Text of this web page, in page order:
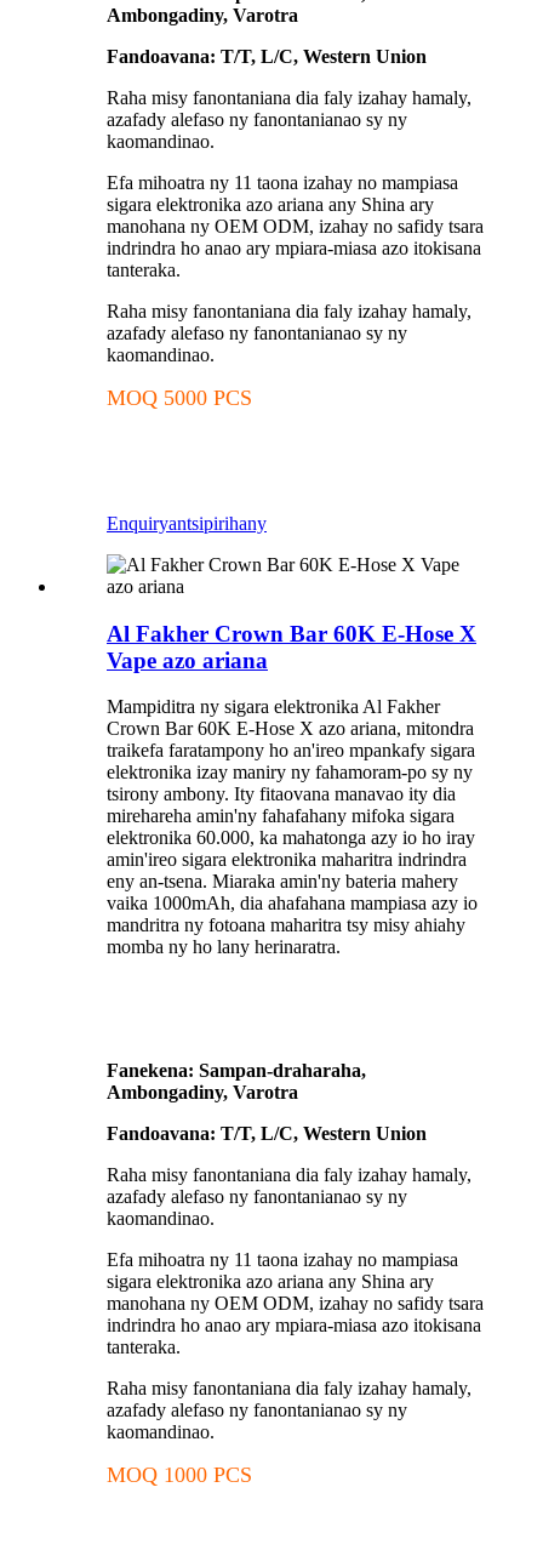
Ambongadiny, Varotra
Fandoavana: T/T, L/C, Western Union
Raha misy fanontaniana dia faly izahay hamaly,
azafady alefaso ny fanontanianao sy ny
kaomandinao.
Efa mihoatra ny 11 taona izahay no mampiasa
sigara elektronika azo ariana any Shina ary
manohana ny OEM ODM, izahay no safidy tsara
indrindra ho anao ary mpiara-miasa azo itokisana
tanteraka.
Raha misy fanontaniana dia faly izahay hamaly,
azafady alefaso ny fanontanianao sy ny
kaomandinao.
MOQ 5000 PCS
Enquiryantsipirihany
Al Fakher Crown Bar 60K E-Hose X
Vape azo ariana
Mampiditra ny sigara elektronika Al Fakher
Crown Bar 60K E-Hose X azo ariana, mitondra
traikefa faratampony ho an'ireo mpankafy sigara
elektronika izay maniry ny fahamoram-po sy ny
tsirony ambony. Ity fitaovana manavao ity dia
mirehareha amin'ny fahafahany mifoka sigara
elektronika 60.000, ka mahatonga azy io ho iray
amin'ireo sigara elektronika maharitra indrindra
eny an-tsena. Miaraka amin'ny bateria mahery
vaika 1000mAh, dia ahafahana mampiasa azy io
mandritra ny fotoana maharitra tsy misy ahiahy
momba ny ho lany herinaratra.
Fanekena: Sampan-draharaha,
Ambongadiny, Varotra
Fandoavana: T/T, L/C, Western Union
Raha misy fanontaniana dia faly izahay hamaly,
azafady alefaso ny fanontanianao sy ny
kaomandinao.
Efa mihoatra ny 11 taona izahay no mampiasa
sigara elektronika azo ariana any Shina ary
manohana ny OEM ODM, izahay no safidy tsara
indrindra ho anao ary mpiara-miasa azo itokisana
tanteraka.
Raha misy fanontaniana dia faly izahay hamaly,
azafady alefaso ny fanontanianao sy ny
kaomandinao.
MOQ 1000 PCS